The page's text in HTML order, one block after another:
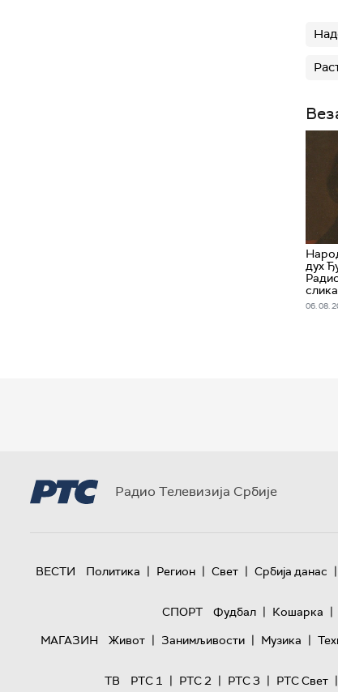
дух
06. 08.
Радио Телевизија Србије
ВЕСТИ Политика | Регион | Свет | Србија данас |
СПОРТ
Фудбал | Кошарка |
МАГАЗИН
Живот | Занимљивости | Музика |
ТВ
РТС 1 | РТС 2 | РТС 3 | РТС Свет |